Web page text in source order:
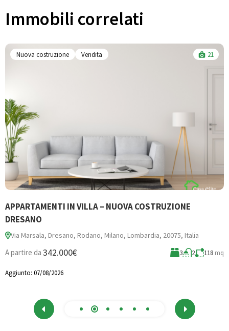
Immobili correlati​
Nuova costruzione Vendita 21
APPARTAMENTI IN VILLA – NUOVA COSTRUZIONE
DRESANO
Via Marsala, Dresano, Rodano, Milano, Lombardia, 20075, Italia
A partire da 342.000€ 3 2 118 mq
Aggiunto: 07/08/2026